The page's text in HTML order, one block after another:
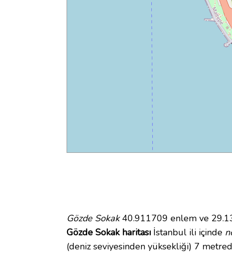
Gözde Sokak40.911709 enlem ve
Gözde Sokak haritası İstanbul ili içinde
(deniz seviyesinden yüksekliği) 7